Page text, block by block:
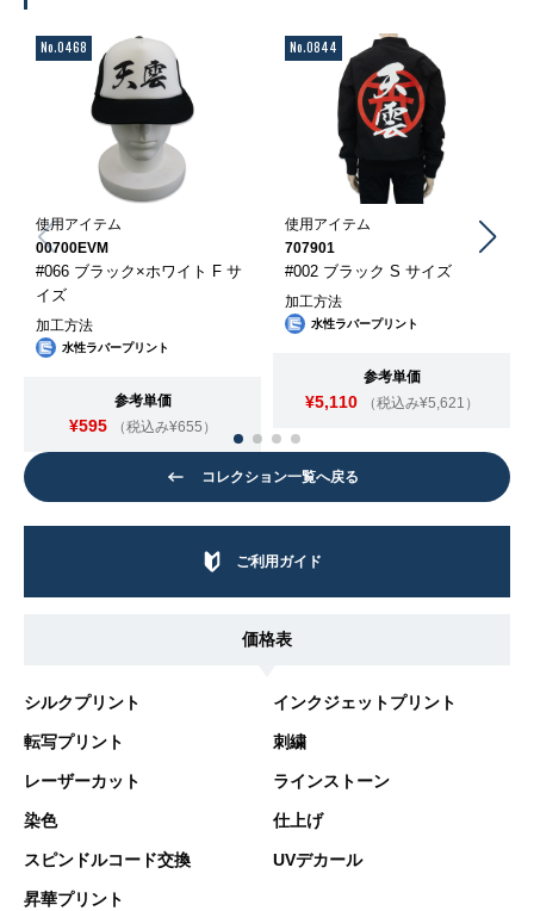
ご利用ガイド
価格表
シルクプリント インクジェットプリント
転写プリント 刺繍
レーザーカット ラインストーン
染色 仕上げ
スピンドルコード交換 UVデカール
昇華プリント
No.0468
使用アイテム
00700EVM
#066 ブラック×ホワイト F サ
イズ
加工方法
水性ラバープリント
参考単価
¥595 （税込み¥655）
No.0844
使用アイテム
707901
#002 ブラック S サイズ
加工方法
水性ラバープリント
参考単価
¥5,110 （税込み¥5,621）
コレクション一覧へ戻る